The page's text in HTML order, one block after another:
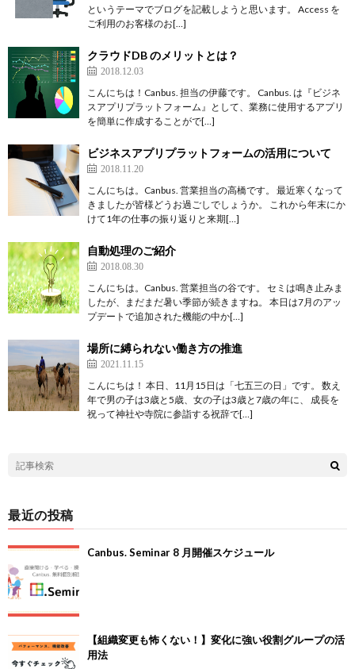
というテーマでブログを記載しようと思います。 Access を
ご利用のお客様のお[…]
クラウドDB のメリットとは？
2018.12.03
こんにちは！Canbus. 担当の伊藤です。 Canbus. は『ビジネ
スアプリプラットフォーム』として、業務に使用するアプリ
を簡単に作成することがで[…]
ビジネスアプリプラットフォームの活用について
2018.11.20
こんにちは。Canbus. 営業担当の高橋です。 最近寒くなって
きましたが皆様どうお過ごしでしょうか。 これから年末にか
けて1年の仕事の振り返りと来期[…]
自動処理のご紹介
2018.08.30
こんにちは。Canbus. 営業担当の谷です。 セミは鳴き止みま
したが、まだまだ暑い季節が続きますね。 本日は7月のアッ
プデートで追加された機能の中か[…]
場所に縛られない働き方の推進
2021.11.15
こんにちは！ 本日、11月15日は「七五三の日」です。 数え
年で男の子は3歳と5歳、女の子は3歳と7歳の年に、 成長を
祝って神社や寺院に参詣する祝辞で[…]
最近の投稿
Canbus. Seminar 8 月開催スケジュール
【組織変更も怖くない！】変化に強い役割グループの活
用法